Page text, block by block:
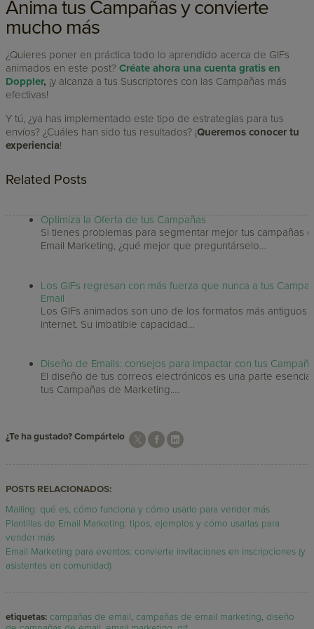
Anima tus Campañas y convierte
mucho más
¿Quieres poner en práctica todo lo aprendido acerca de GIFs
animados en este post?Créate ahora una cuenta gratis en
Doppler, ¡y alcanza a tus Suscriptores con las Campañas más
efectivas!
Y tú, ¿ya has implementado este tipo de estrategias para tus
envíos? ¿Cuáles han sido tus resultados? ¡Queremos conocer tu
experiencia!
Related Posts
Optimiza la Oferta de tus Campañas
Si tienes problemas para segmentar mejor tus campañas
Email Marketing, ¿qué mejor que preguntárselo…
Los GIFs regresan con más fuerza que nunca a tus
Email
Los GIFs animados son uno de los formatos más antiguos
internet. Su imbatible capacidad…
Diseño de Emails: consejos para impactar con tus
El diseño de tus correos electrónicos es una parte
tus Campañas de Marketing.…
¿Te ha gustado? Compártelo
POSTS RELACIONADOS:
Mailing: qué es, cómo funciona y cómo usarlo para vender más
Plantillas de Email Marketing: tipos, ejemplos y cómo usarlas para
vender más
Email Marketing para eventos: convierte invitaciones en inscripciones (y
asistentes en comunidad)
etiquetas: campañas de email,campañas de email marketing,diseño